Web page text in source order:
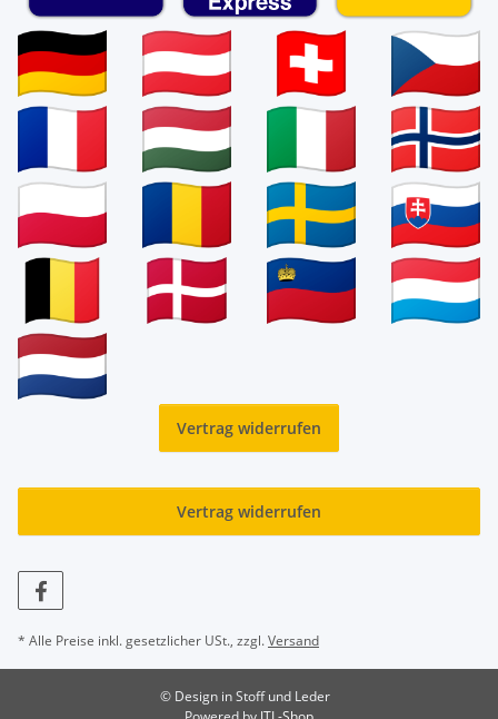
Vertrag widerrufen
Vertrag widerrufen
* Alle Preise inkl. gesetzlicher USt., zzgl.Versand
© Design in Stoff und Leder